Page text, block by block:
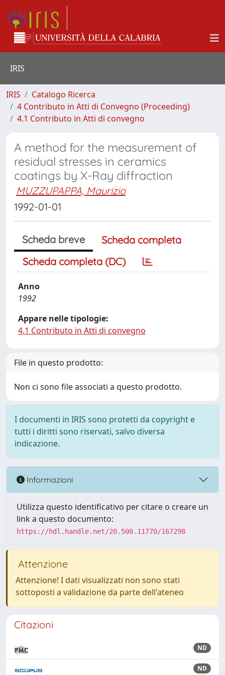
IRIS
IRIS
Catalogo Ricerca
4 Contributo in Atti di Convegno (Proceeding)
4.1 Contributo in Atti di convegno
A method for the measurement of
residual stresses in ceramics
coatings by X-Ray diffraction
MUZZUPAPPA, Maurizio
1992-01-01
Scheda breve
Scheda completa
Scheda completa (DC)
Anno
1992
Appare nelle tipologie:
4.1 Contributo in Atti di convegno
File in questo prodotto:
Non ci sono file associati a questo prodotto.
I documenti in IRIS sono protetti da copyright e
tutti i diritti sono riservati, salvo diversa
indicazione.
Informazioni
Utilizza questo identificativo per citare o creare un
link a questo documento:
https://hdl.handle.net/20.500.11770/167298
Attenzione
Attenzione! I dati visualizzati non sono stati
sottoposti a validazione da parte dell'ateneo
Citazioni
ND
ND